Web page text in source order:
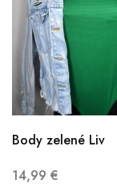
Body zelené Liv
14,99 €